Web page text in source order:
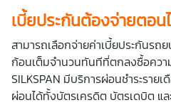
เบี้ยประกันต้องจ่ายตอน
สามารถเลือกจ่ายค่าเบี้ยประกันรถ
ก้อนเต็มจำนวนทันทีที่ตกลงซื้อควา
SILKSPAN มีบริการผ่อนชำระราย
ผ่อนได้ทั้งบัตรเครดิต บัตรเดบิต แ